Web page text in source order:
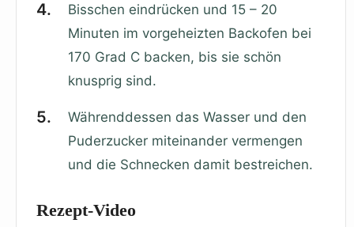
Bisschen eindrücken und 15 – 20
Minuten im vorgeheizten Backofen bei
170 Grad C backen, bis sie schön
knusprig sind.
Währenddessen das Wasser und den
Puderzucker miteinander vermengen
und die Schnecken damit bestreichen.
Rezept-Video